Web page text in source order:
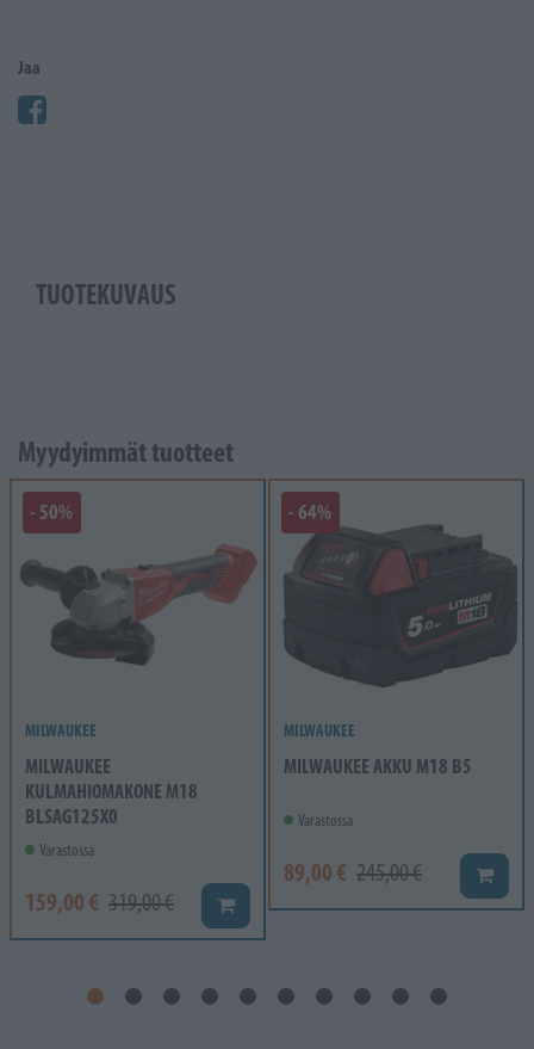
Jaa
TUOTEKUVAUS
Myydyimmät tuotteet
- 50%
MILWAUKEE
MILWAUKEE
KULMAHIOMAKONE M18
BLSAG125X0
Varastossa
159,00 € 319,00 € Lisää koriin
- 64%
MILWAUKEE
MILWAUKEE AKKU M18 B5
Varastossa
89,00 € 245,00 € Lisää